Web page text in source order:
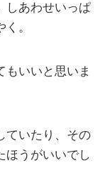
しあわせいっぱ
。
もいいと思いま
ていたり、その
ほうがいいでし